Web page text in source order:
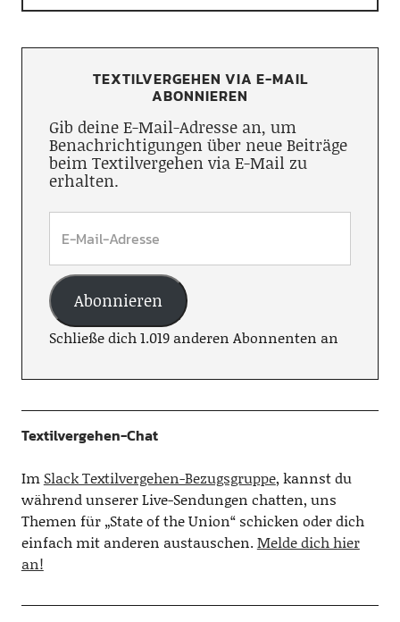
TEXTILVERGEHEN VIA E-MAIL
ABONNIEREN
Gib deine E-Mail-Adresse an, um
Benachrichtigungen über neue Beiträge
beim Textilvergehen via E-Mail zu
erhalten.
Abonnieren
Schließe dich 1.019 anderen Abonnenten an
Textilvergehen-Chat
Im Slack Textilvergehen-Bezugsgruppe, kannst du
während unserer Live-Sendungen chatten, uns
Themen für „State of the Union“ schicken oder dich
einfach mit anderen austauschen.Melde dich hier
an!